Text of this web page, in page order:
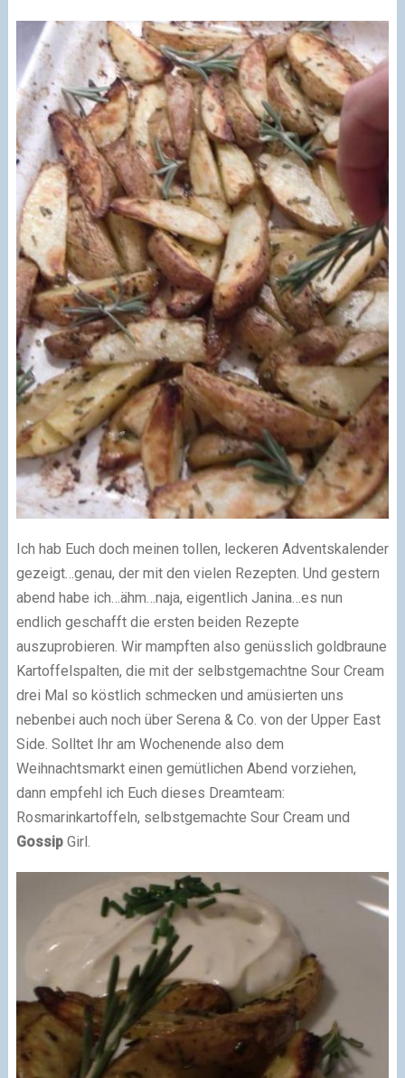
Ich hab Euch doch meinen tollen, leckeren Adventskalender
gezeigt…genau, der mit den vielen Rezepten. Und gestern
abend habe ich…ähm…naja, eigentlich Janina…es nun
endlich geschafft die ersten beiden Rezepte
auszuprobieren. Wir mampften also genüsslich goldbraune
Kartoffelspalten, die mit der selbstgemachtne Sour Cream
drei Mal so köstlich schmecken und amüsierten uns
nebenbei auch noch über Serena & Co. von der Upper East
Side. Solltet Ihr am Wochenende also dem
Weihnachtsmarkt einen gemütlichen Abend vorziehen,
dann empfehl ich Euch dieses Dreamteam:
Rosmarinkartoffeln, selbstgemachte Sour Cream und
GossipGirl.